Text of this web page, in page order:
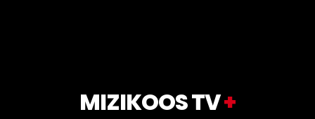
MIZIKOOS TV+